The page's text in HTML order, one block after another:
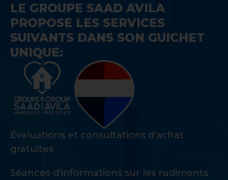
LE GROUPE SAAD AVILA
PROPOSE LES SERVICES
SUIVANTS DANS SON GUICHET
UNIQUE:
Évaluations et consultations d’achat
gratuites
Séances d’informations sur les rudiments